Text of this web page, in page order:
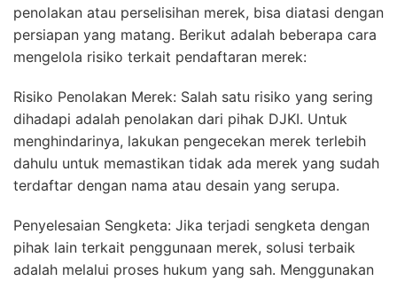
penolakan atau perselisihan merek, bisa diatasi dengan
persiapan yang matang. Berikut adalah beberapa cara
mengelola risiko terkait pendaftaran merek:
Risiko Penolakan Merek: Salah satu risiko yang sering
dihadapi adalah penolakan dari pihak DJKI. Untuk
menghindarinya, lakukan pengecekan merek terlebih
dahulu untuk memastikan tidak ada merek yang sudah
terdaftar dengan nama atau desain yang serupa.
Penyelesaian Sengketa: Jika terjadi sengketa dengan
pihak lain terkait penggunaan merek, solusi terbaik
adalah melalui proses hukum yang sah. Menggunakan